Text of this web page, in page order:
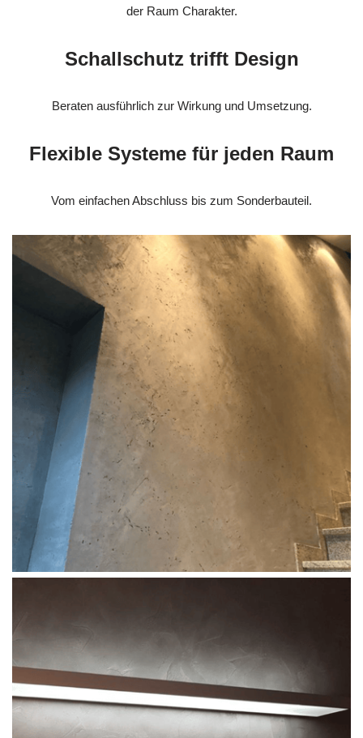
der Raum Charakter.
Schallschutz trifft Design
Beraten ausführlich zur Wirkung und Umsetzung.
Flexible Systeme für jeden Raum
Vom einfachen Abschluss bis zum Sonderbauteil.